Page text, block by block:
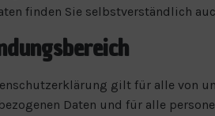
finden Sie selbstverständlich
gilt für alle von
Daten und für alle